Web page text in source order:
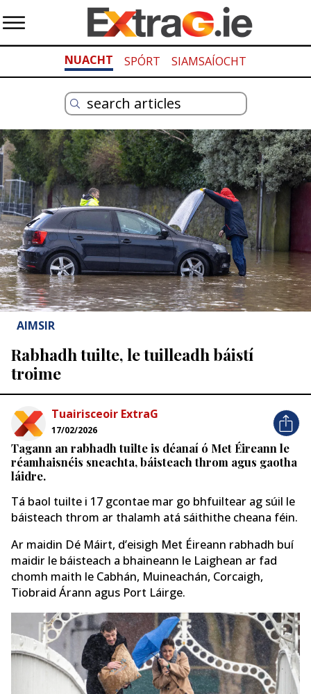
NUACHT SPÓRT SIAMSAÍOCHT
AIMSIR
Rabhadh tuilte, le tuilleadh báistí
troime
Tuairisceoir ExtraG
17/02/2026
Tagann an rabhadh tuilte is déanaí ó Met Éireann le
réamhaisnéis sneachta, báisteach throm agus gaotha
láidre.
Tá baol tuilte i 17 gcontae mar go bhfuiltear ag súil le
báisteach throm ar thalamh atá sáithithe cheana féin.
Ar maidin Dé Máirt, d’eisigh Met Éireann rabhadh buí
maidir le báisteach a bhaineann le Laighean ar fad
chomh maith le Cabhán, Muineachán, Corcaigh,
Tiobraid Árann agus Port Láirge.